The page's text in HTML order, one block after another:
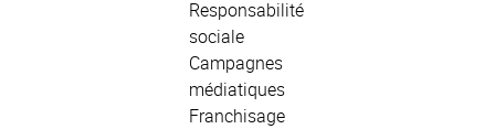
Responsabilité
sociale
Campagnes
médiatiques
Franchisage